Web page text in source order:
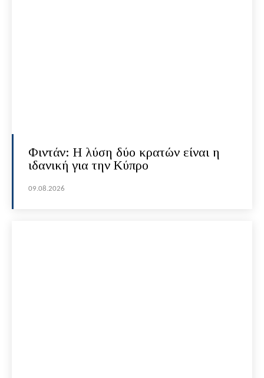
Φιντάν: Η λύση δύο κρατών είναι η
ιδανική για την Κύπρο
09.08.2026